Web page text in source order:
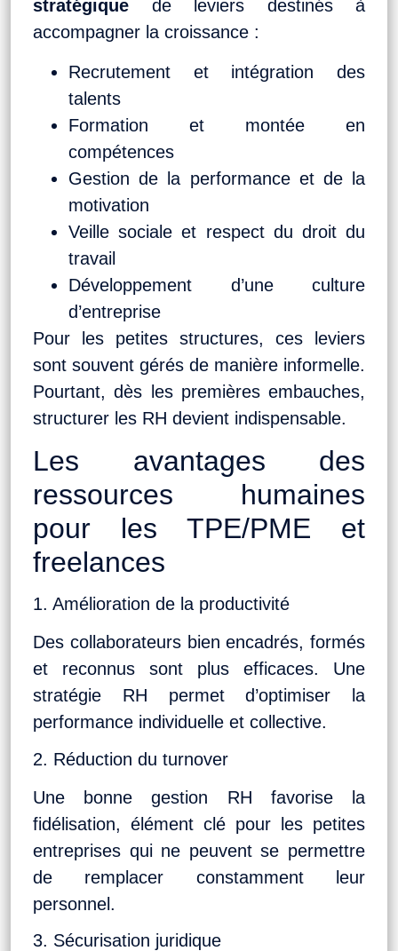
stratégique de leviers destinés à
accompagner la croissance :
Recrutement et intégration des
talents
Formation et montée en
compétences
Gestion de la performance et de la
motivation
Veille sociale et respect du droit du
travail
Développement d’une culture
d’entreprise
Pour les petites structures, ces leviers
sont souvent gérés de manière informelle.
Pourtant, dès les premières embauches,
structurer les RH devient indispensable.
Les avantages des
ressources humaines
pour les TPE/PME et
freelances
1. Amélioration de la productivité
Des collaborateurs bien encadrés, formés
et reconnus sont plus efficaces. Une
stratégie RH permet d’optimiser la
performance individuelle et collective.
2. Réduction du turnover
Une bonne gestion RH favorise la
fidélisation, élément clé pour les petites
entreprises qui ne peuvent se permettre
de remplacer constamment leur
personnel.
3. Sécurisation juridique